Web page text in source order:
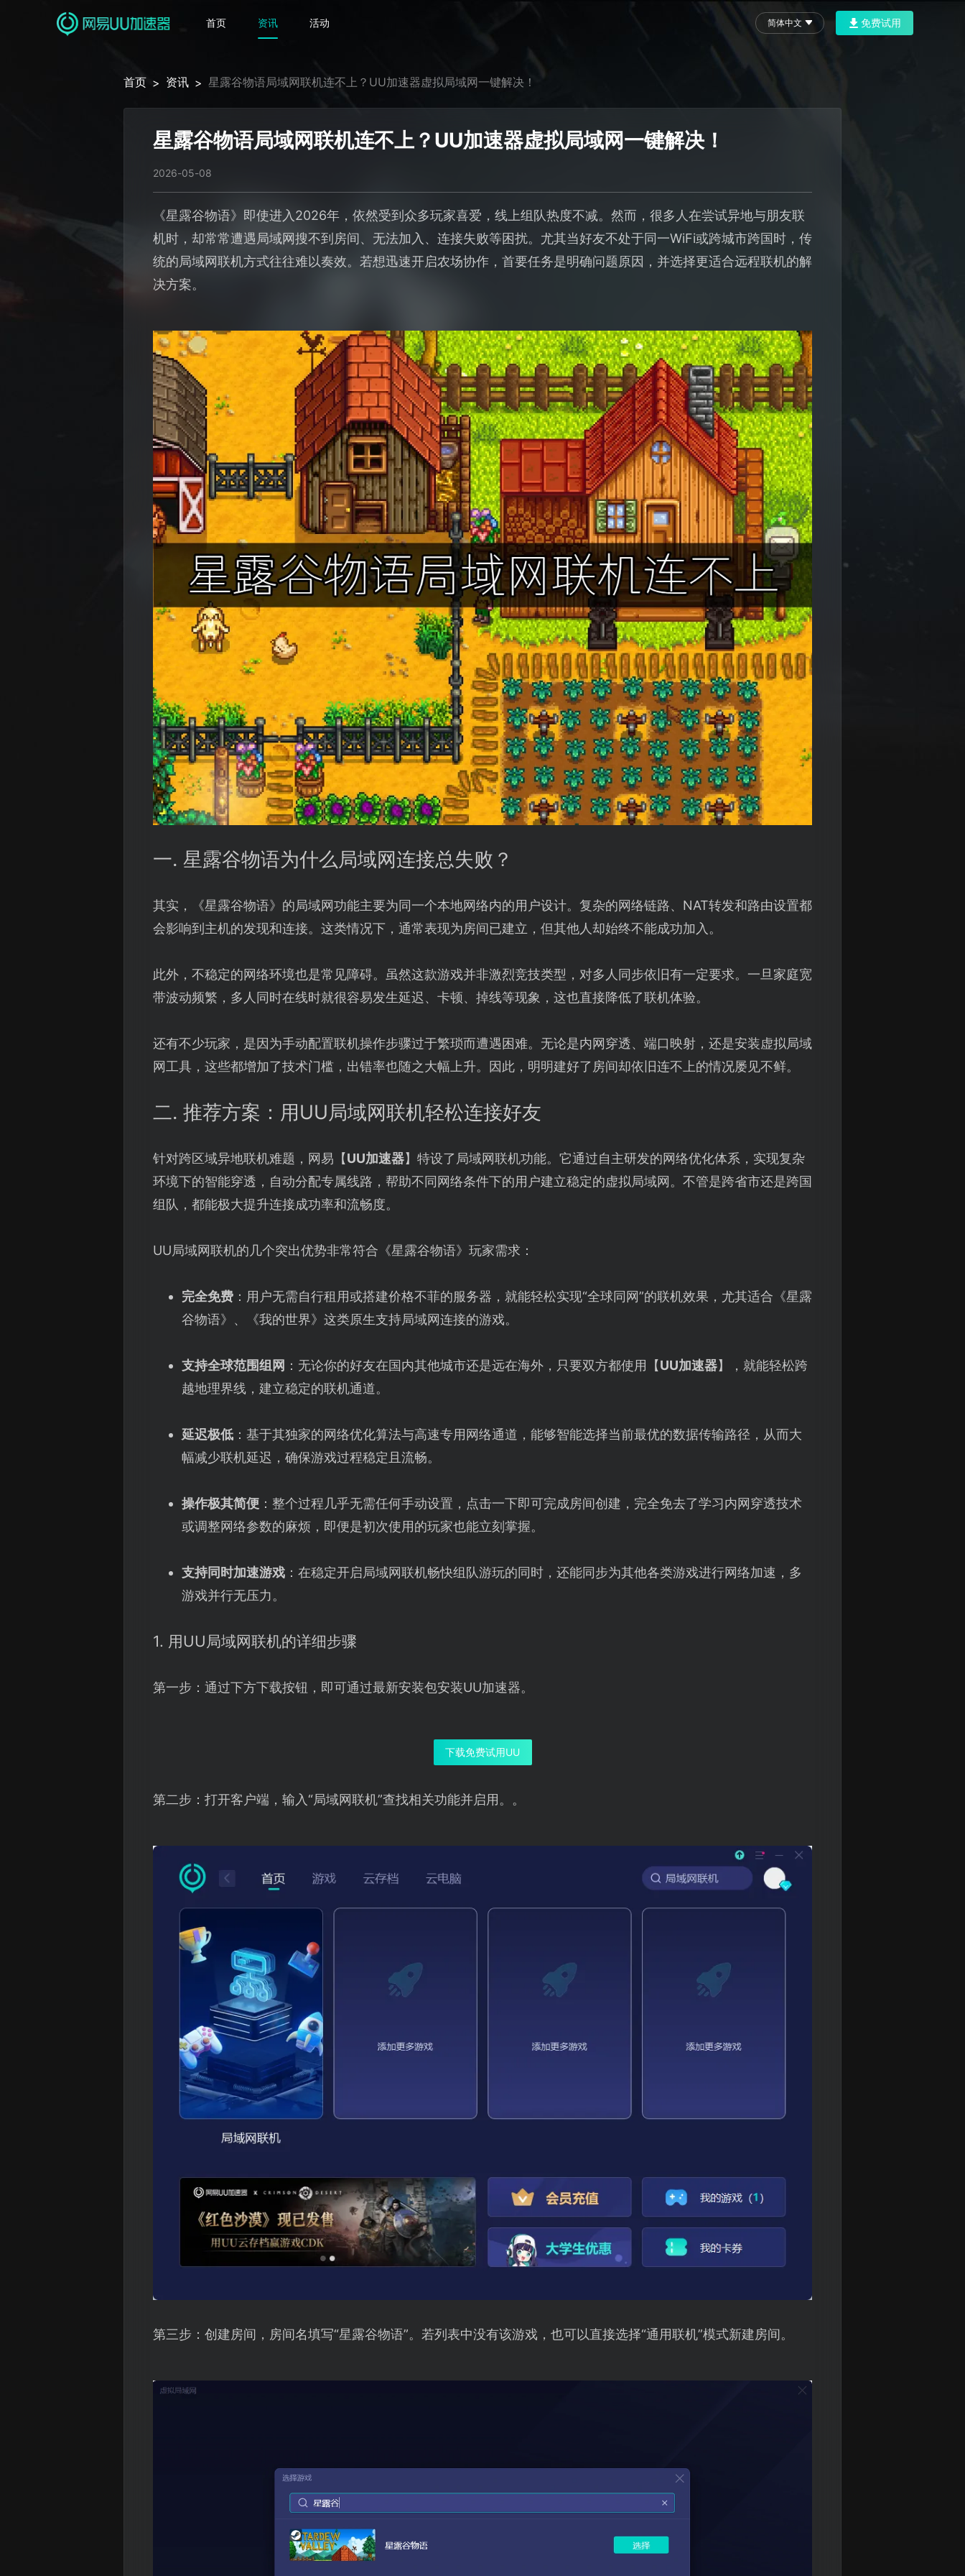
首页 资讯 活动 简体中文 免费试用
首页 > 资讯 > 星露谷物语局域网联机连不上？UU加速器虚拟局域网一键解决！
星露谷物语局域网联机连不上？UU加速器虚拟局域网一键解决！
2026-05-08
《星露谷物语》即使进入2026年，依然受到众多玩家喜爱，线上组队热度不减。然而，很多人在尝试异地与朋友联
机时，却常常遭遇局域网搜不到房间、无法加入、连接失败等困扰。尤其当好友不处于同一WiFi或跨城市跨国时，传
统的局域网联机方式往往难以奏效。若想迅速开启农场协作，首要任务是明确问题原因，并选择更适合远程联机的解
决方案。
一. 星露谷物语为什么局域网连接总失败？
其实，《星露谷物语》的局域网功能主要为同一个本地网络内的用户设计。复杂的网络链路、NAT转发和路由设置都
会影响到主机的发现和连接。这类情况下，通常表现为房间已建立，但其他人却始终不能成功加入。
此外，不稳定的网络环境也是常见障碍。虽然这款游戏并非激烈竞技类型，对多人同步依旧有一定要求。一旦家庭宽
带波动频繁，多人同时在线时就很容易发生延迟、卡顿、掉线等现象，这也直接降低了联机体验。
还有不少玩家，是因为手动配置联机操作步骤过于繁琐而遭遇困难。无论是内网穿透、端口映射，还是安装虚拟局域
网工具，这些都增加了技术门槛，出错率也随之大幅上升。因此，明明建好了房间却依旧连不上的情况屡见不鲜。
二. 推荐方案：用UU局域网联机轻松连接好友
针对跨区域异地联机难题，网易【UU加速器】特设了局域网联机功能。它通过自主研发的网络优化体系，实现复杂
环境下的智能穿透，自动分配专属线路，帮助不同网络条件下的用户建立稳定的虚拟局域网。不管是跨省市还是跨国
组队，都能极大提升连接成功率和流畅度。
UU局域网联机的几个突出优势非常符合《星露谷物语》玩家需求：
完全免费：用户无需自行租用或搭建价格不菲的服务器，就能轻松实现“全球同网”的联机效果，尤其适合《星露
谷物语》、《我的世界》这类原生支持局域网连接的游戏。
支持全球范围组网 ：无论你的好友在国内其他城市还是远在海外，只要双方都使用【UU加速器】，就能轻松跨
越地理界线，建立稳定的联机通道。
延迟极低：基于其独家的网络优化算法与高速专用网络通道，能够智能选择当前最优的数据传输路径，从而大
幅减少联机延迟，确保游戏过程稳定且流畅。
操作极其简便：整个过程几乎无需任何手动设置，点击一下即可完成房间创建，完全免去了学习内网穿透技术
或调整网络参数的麻烦，即便是初次使用的玩家也能立刻掌握。
支持同时加速游戏：在稳定开启局域网联机畅快组队游玩的同时，还能同步为其他各类游戏进行网络加速，多
游戏并行无压力。
1. 用UU局域网联机的详细步骤
第一步：通过下方下载按钮，即可通过最新安装包安装UU加速器。
下载免费试用UU
第二步：打开客户端，输入“局域网联机”查找相关功能并启用。。
第三步：创建房间，房间名填写“星露谷物语”。若列表中没有该游戏，也可以直接选择“通用联机”模式新建房间。